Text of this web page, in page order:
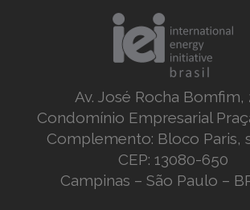
Av. José Rocha Bomfim,
Condomínio Empresarial
Complemento: Bloco Paris,
CEP: 13080-650
Campinas – São Paulo –